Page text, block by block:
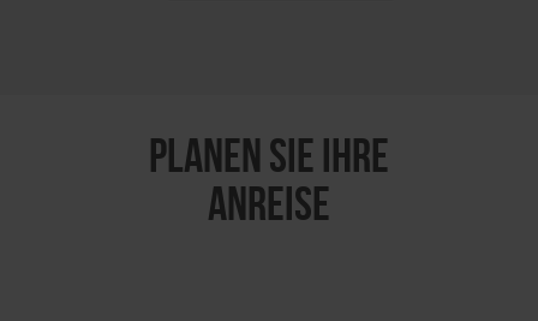
PLANEN SIE IHRE
ANREISE